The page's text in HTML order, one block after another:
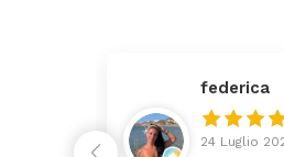
federica
24 Luglio